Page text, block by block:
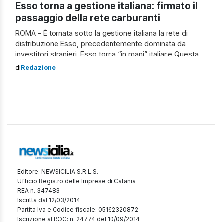
Esso torna a gestione italiana: firmato il
passaggio della rete carburanti
ROMA – È tornata sotto la gestione italiana la rete di
distribuzione Esso, precedentemente dominata da
investitori stranieri. Esso torna “in mani” italiane Questa
mattina a Roma è stato siglato l’accordo per la cessione
diRedazione
Editore: NEWSICILIA S.R.L.S.
Ufficio Registro delle Imprese di Catania
REA n. 347483
Iscritta dal 12/03/2014
Partita Iva e Codice fiscale: 05162320872
Iscrizione al ROC: n. 24774 del 10/09/2014